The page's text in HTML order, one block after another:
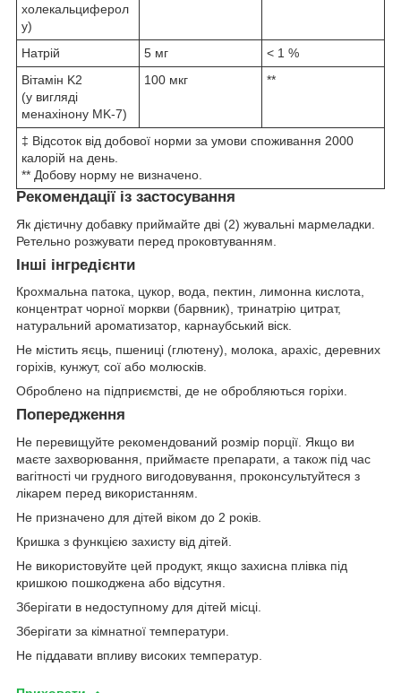
холекальциферол
у)
Натрій 5 мг
< 1 %
Вітамін K2
(у вигляді
менахінону MK-7)
100 мкг **
‡ Відсоток від добової норми за умови споживання 2000
калорій на день.
** Добову норму не визначено.
Рекомендації із застосування
Як дієтичну добавку приймайте дві (2) жувальні мармеладки.
Ретельно розжувати перед проковтуванням.
Інші інгредієнти
Крохмальна патока, цукор, вода, пектин, лимонна кислота,
концентрат чорної моркви (барвник), тринатрію цитрат,
натуральний ароматизатор, карнаубський віск.
Не містить яєць, пшениці (глютену), молока, арахіс, деревних
горіхів, кунжут, сої або молюсків.
Оброблено на підприємстві, де не обробляються горіхи.
Попередження
Не перевищуйте рекомендований розмір порції. Якщо ви
маєте захворювання, приймаєте препарати, а також під час
вагітності чи грудного вигодовування, проконсультуйтеся з
лікарем перед використанням.
Не призначено для дітей віком до 2 років.
Кришка з функцією захисту від дітей.
Не використовуйте цей продукт, якщо захисна плівка під
кришкою пошкоджена або відсутня.
Зберігати в недоступному для дітей місці.
Зберігати за кімнатної температури.
Не піддавати впливу високих температур.